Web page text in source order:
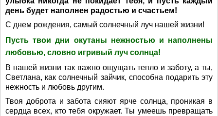
день будет наполнен радостью и счастьем!
С днем рождения, самый солнечный луч нашей жизни!
Пусть твои дни окутаны нежностью и наполнены
любовью, словно игривый луч солнца!
В нашей жизни так важно ощущать тепло и заботу, а ты,
Светлана, как солнечный зайчик, способна подарить эту
нежность и любовь другим.
Твоя доброта и забота сияют ярче солнца, проникая в
сердца всех, кто тебя окружает. Ты умеешь превращать